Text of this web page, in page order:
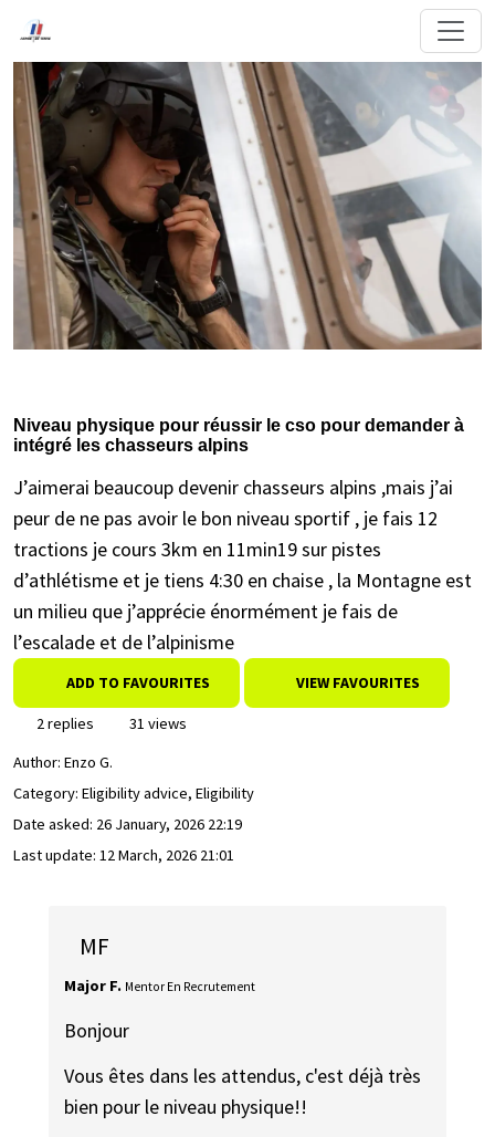
Niveau physique pour réussir le cso pour demander à
intégré les chasseurs alpins
J’aimerai beaucoup devenir chasseurs alpins ,mais j’ai
peur de ne pas avoir le bon niveau sportif , je fais 12
tractions je cours 3km en 11min19 sur pistes
d’athlétisme et je tiens 4:30 en chaise , la Montagne est
un milieu que j’apprécie énormément je fais de
l’escalade et de l’alpinisme
ADD TO FAVOURITES VIEW FAVOURITES
2 replies
31 views
Author: Enzo G.
Category: Eligibility advice, Eligibility
Date asked: 26 January, 2026 22:19
Last update: 12 March, 2026 21:01
MF
Major F. Mentor En Recrutement
Bonjour
Vous êtes dans les attendus, c'est déjà très
bien pour le niveau physique!!